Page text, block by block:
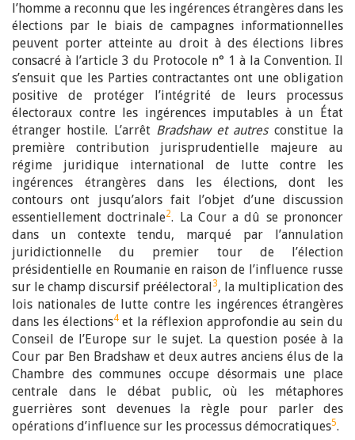
l’homme a reconnu que les ingérences étrangères dans les
élections par le biais de campagnes informationnelles
peuvent porter atteinte au droit à des élections libres
consacré à l’article 3 du Protocole n° 1 à la Convention. Il
s’ensuit que les Parties contractantes ont une obligation
positive de protéger l’intégrité de leurs processus
électoraux contre les ingérences imputables à un État
étranger hostile. L’arrêt Bradshaw et autresconstitue la
première contribution jurisprudentielle majeure au
régime juridique international de lutte contre les
ingérences étrangères dans les élections, dont les
contours ont jusqu’alors fait l’objet d’une discussion
essentiellement doctrinale2. La Cour a dû se prononcer
dans un contexte tendu, marqué par l’annulation
juridictionnelle du premier tour de l’élection
présidentielle en Roumanie en raison de l’influence russe
sur le champ discursif préélectoral 3, la multiplication des
lois nationales de lutte contre les ingérences étrangères
dans les élections4et la réflexion approfondie au sein du
Conseil de l’Europe sur le sujet. La question posée à la
Cour par Ben Bradshaw et deux autres anciens élus de la
Chambre des communes occupe désormais une place
centrale dans le débat public, où les métaphores
guerrières sont devenues la règle pour parler des
opérations d’influence sur les processus démocratiques5.